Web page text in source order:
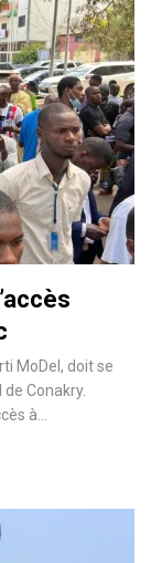
MoDel, doit se
Conakry.
à…